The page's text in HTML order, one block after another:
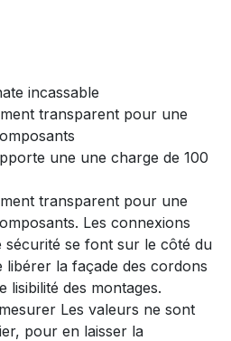
incassable
transparent pour une
une une charge de 100
transparent pour une
Les connexions
sécurité se font sur le côté du
libérer la façade des cordons
lisibilité des montages.
Les valeurs ne sont
pour en laisser la